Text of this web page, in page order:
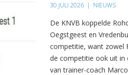
30 JULI 2026 | NIEUWS
De KNVB koppelde
Oegstgeest en
competitie, want zowel
de competitie ook uit in
van trainer-coach